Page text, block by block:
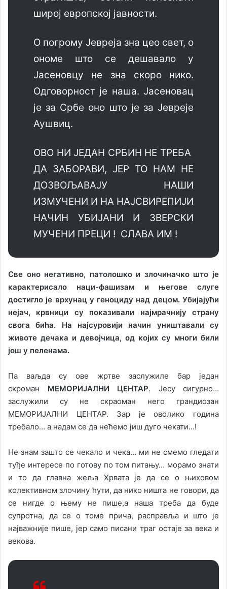
широј европској јавности.
О погрому Јевреја зна цео свет, о
ономе што се дешавало у
Јасеновцу не зна скоро нико.
Одговорност је наша. Јасеновац
је за Србе оно што је за Јевреје
Аушвиц.
ОВО НИ ЈЕДАН СРБИН НЕ ТРЕБА
ДА ЗАБОРАВИ, ЈЕР ТО НАМ НЕ
ДОЗВОЉАВАЈУ НАШИ
ИЗМУЧЕНИ И НА НАЈСВИРЕПИЈИ
НАЧИН УБИЈАНИ И ЗВЕРСКИ
МУЧЕНИ ПРЕЦИ ! СЛАВА ИМ !
Све оно негативно, патолошко и злочиначко што је
карактерисало наци-фашизам и његове слуге
достигло је врхунац у геноциду над децом. Убијајући
нејач, крвници су показивали најмрачнију страну
свога бића. На најсуровији начин уништавали су
животе дечака и девојчица, од којих су многи били
још у пеленама.
Па ваљда су ове жртве заслужиле бар један
скроман МЕМОРИЈАЛНИ ЦЕНТАР. Јесу сигурно…
заслужили су не скраоман него грандиозан
МЕМОРИЈАЛНИ ЦЕНТАР. Зар је оволико година
требало… а надам се да нећемо јиш дуго чекати…!
Не знам зашто се чекало и чека… ми не смемо гледати
туђе интересе по готову по том питању… морамо знати
и то да главна жеља Хрвата је да се о њиховом
колективном злочину ћути, да нико ништа не говори, да
се нигде о њему не пише,а наша треба да буде
супротна, да се о томе прича, расправља и што је
најважније пише, јер само писани траг остаје за века и
векова.